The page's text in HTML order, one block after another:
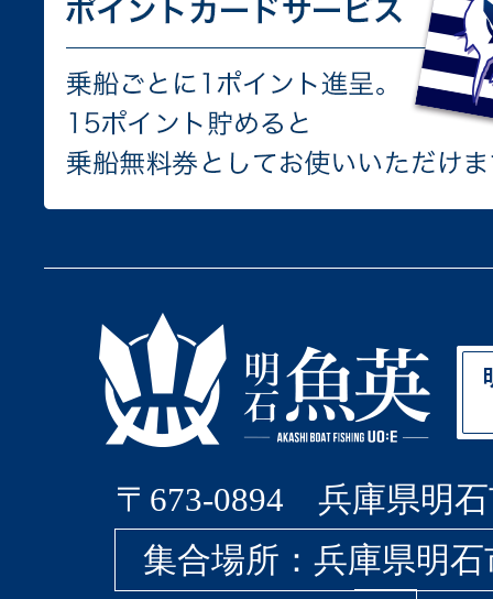
〒673-0894 兵庫県明石
集合場所：兵庫県明